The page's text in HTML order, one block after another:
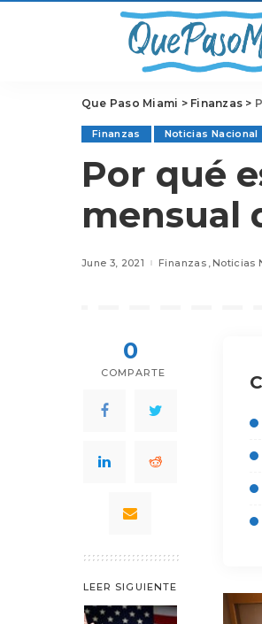
Que Paso Miami > Finanzas >
Finanzas Noticias Nacional
Por qué
mensual
June 3, 2021 Finanzas Noticias
0
COMPARTE
LEER SIGUIENTE